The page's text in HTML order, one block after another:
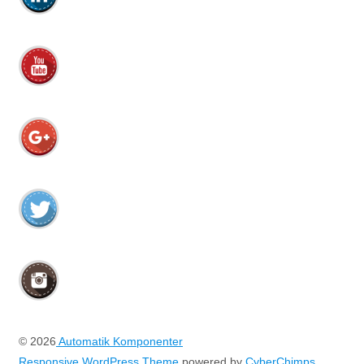
© 2026 Automatik Komponenter
Responsive WordPress Theme powered by CyberChimps